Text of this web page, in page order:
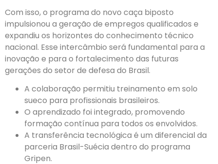
Com isso, o programa do novo caça biposto
impulsionou a geração de empregos qualificados e
expandiu os horizontes do conhecimento técnico
nacional. Esse intercâmbio será fundamental para a
inovação e para o fortalecimento das futuras
gerações do setor de defesa do Brasil.
A colaboração permitiu treinamento em solo
sueco para profissionais brasileiros.
O aprendizado foi integrado, promovendo
formação contínua para todos os envolvidos.
A transferência tecnológica é um diferencial da
parceria Brasil-Suécia dentro do programa
Gripen.